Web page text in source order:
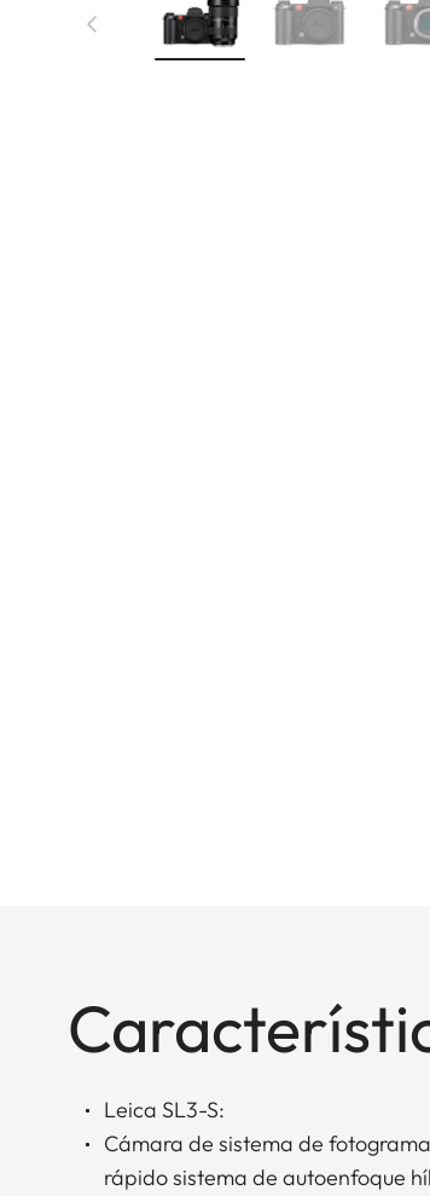
Leica SL3-S:
Cámara de sistema de
rápido sistema de autoenfoque